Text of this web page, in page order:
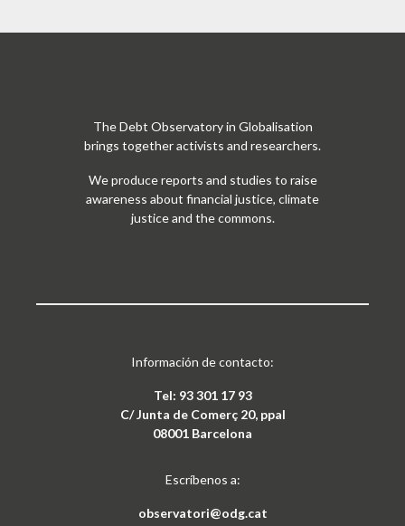
The Debt Observatory in Globalisation
brings together activists and researchers.
We produce reports and studies to raise
awareness about financial justice, climate
justice and the commons.
Información de contacto:
Tel: 93 301 17 93
C/ Junta de Comerç 20, ppal
08001 Barcelona
Escríbenos a:
observatori@odg.cat